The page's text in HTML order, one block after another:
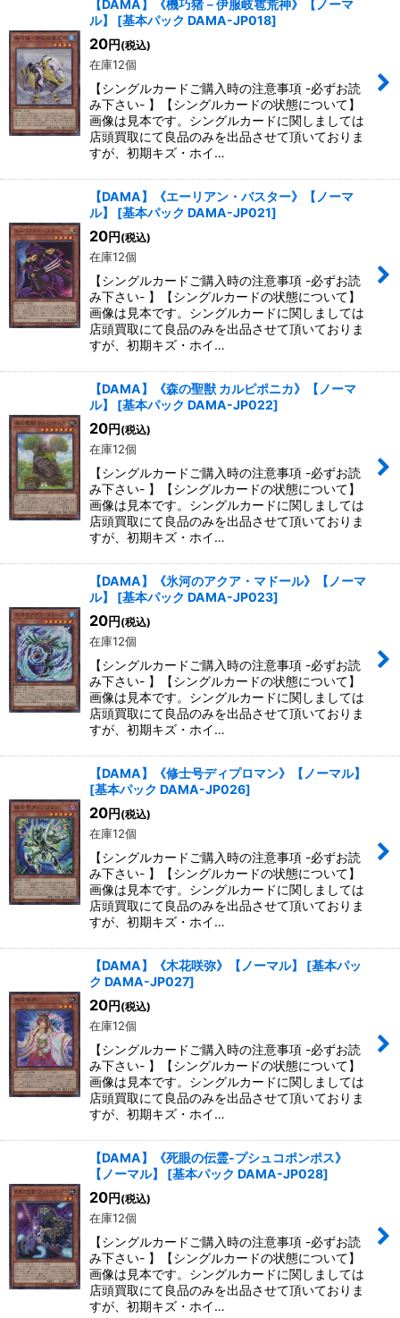
【DAMA】《機巧猪－伊服岐雹荒神》【ノーマ
ル】
[基本パック DAMA-JP018]
20円 (税込)
在庫12個
【シングルカードご購入時の注意事項 -必ずお読
み下さい- 】【シングルカードの状態について】
画像は見本です。シングルカードに関しましては
店頭買取にて良品のみを出品させて頂いておりま
すが、初期キズ・ホイ…
【DAMA】《エーリアン・バスター》【ノーマ
ル】
[基本パック DAMA-JP021]
20円 (税込)
在庫12個
【シングルカードご購入時の注意事項 -必ずお読
み下さい- 】【シングルカードの状態について】
画像は見本です。シングルカードに関しましては
店頭買取にて良品のみを出品させて頂いておりま
すが、初期キズ・ホイ…
【DAMA】《森の聖獣 カルピポニカ》【ノーマ
ル】
[基本パック DAMA-JP022]
20円 (税込)
在庫12個
【シングルカードご購入時の注意事項 -必ずお読
み下さい- 】【シングルカードの状態について】
画像は見本です。シングルカードに関しましては
店頭買取にて良品のみを出品させて頂いておりま
すが、初期キズ・ホイ…
【DAMA】《氷河のアクア・マドール》【ノーマ
ル】
[基本パック DAMA-JP023]
20円 (税込)
在庫12個
【シングルカードご購入時の注意事項 -必ずお読
み下さい- 】【シングルカードの状態について】
画像は見本です。シングルカードに関しましては
店頭買取にて良品のみを出品させて頂いておりま
すが、初期キズ・ホイ…
【DAMA】《修士号ディプロマン》【ノーマル】
[基本パック DAMA-JP026]
20円 (税込)
在庫12個
【シングルカードご購入時の注意事項 -必ずお読
み下さい- 】【シングルカードの状態について】
画像は見本です。シングルカードに関しましては
店頭買取にて良品のみを出品させて頂いておりま
すが、初期キズ・ホイ…
【DAMA】《木花咲弥》【ノーマル】 [基本パッ
ク DAMA-JP027]
20円 (税込)
在庫12個
【シングルカードご購入時の注意事項 -必ずお読
み下さい- 】【シングルカードの状態について】
画像は見本です。シングルカードに関しましては
店頭買取にて良品のみを出品させて頂いておりま
すが、初期キズ・ホイ…
【DAMA】《死眼の伝霊-プシュコポンポス》
【ノーマル】
[基本パック DAMA-JP028]
20円 (税込)
在庫12個
【シングルカードご購入時の注意事項 -必ずお読
み下さい- 】【シングルカードの状態について】
画像は見本です。シングルカードに関しましては
店頭買取にて良品のみを出品させて頂いておりま
すが、初期キズ・ホイ…